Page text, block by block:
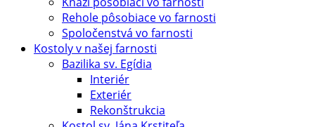
Rehole pôsobiace vo farnosti
Spoločenstvá vo farnosti
Kostoly v našej farnosti
Bazilika sv. Egídia
Interiér
Exteriér
Rekonštrukcia